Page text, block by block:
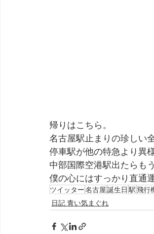
帰りはこちら。
名古屋駅止まりの珍しい
停車駅が他の特急より異
中部国際空港駅出たらも
僕の心にはすっかり直通
ツイッター名古屋誕生日 駅飛行
日記 青い気まぐれ